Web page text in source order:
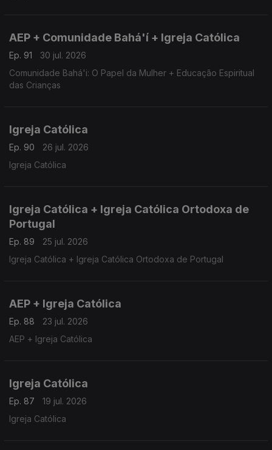
AEP + Comunidade Bahá'í + Igreja Católica
Ep. 91
30 jul. 2026
Comunidade Bahá'i: O Papel da Mulher + Educação Espiritual
das Crianças
Igreja Católica
Ep. 90
26 jul. 2026
Igreja Católica
Igreja Católica + Igreja Católica Ortodoxa de
Portugal
Ep. 89
25 jul. 2026
Igreja Católica + Igreja Católica Ortodoxa de Portugal
AEP + Igreja Católica
Ep. 88
23 jul. 2026
AEP + Igreja Católica
Igreja Católica
Ep. 87
19 jul. 2026
Igreja Católica